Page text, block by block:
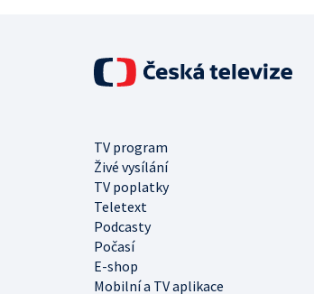
TV program
Živé vysílání
TV poplatky
Teletext
Podcasty
Počasí
E-shop
Mobilní a TV aplikace